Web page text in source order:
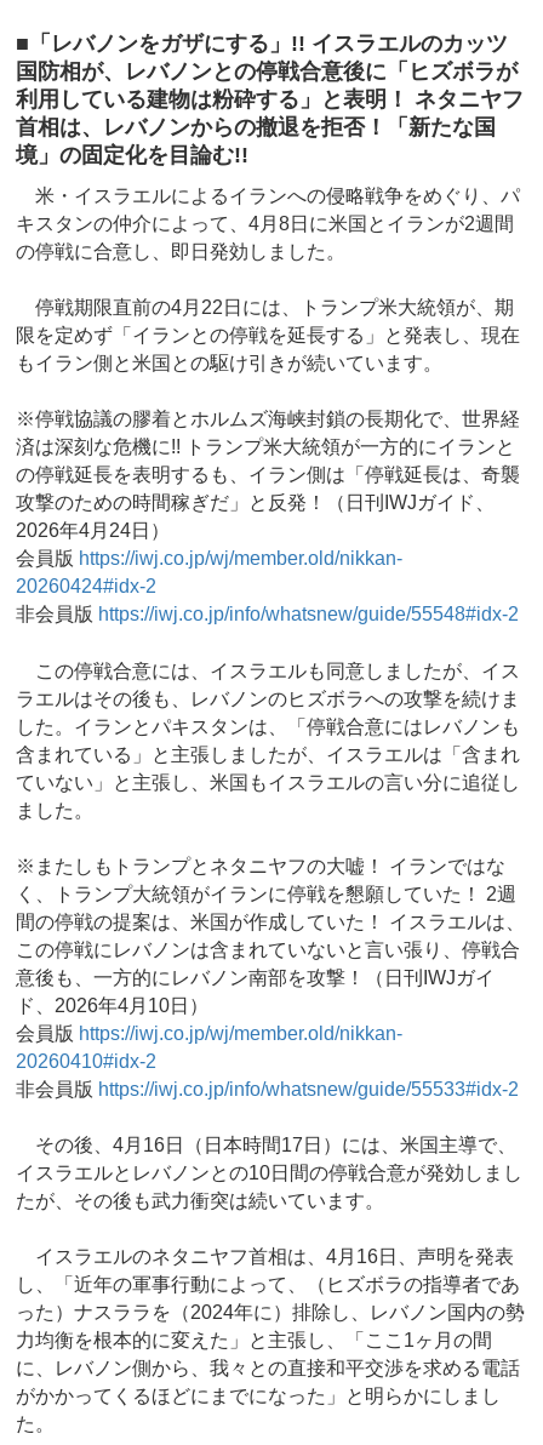
■「レバノンをガザにする」!! イスラエルのカッツ
国防相が、レバノンとの停戦合意後に「ヒズボラが
利用している建物は粉砕する」と表明！ ネタニヤフ
首相は、レバノンからの撤退を拒否！「新たな国
境」の固定化を目論む!!
米・イスラエルによるイランへの侵略戦争をめぐり、パ
キスタンの仲介によって、4月8日に米国とイランが2週間
の停戦に合意し、即日発効しました。
停戦期限直前の4月22日には、トランプ米大統領が、期
限を定めず「イランとの停戦を延長する」と発表し、現在
もイラン側と米国との駆け引きが続いています。
※停戦協議の膠着とホルムズ海峡封鎖の長期化で、世界経
済は深刻な危機に!! トランプ米大統領が一方的にイランと
の停戦延長を表明するも、イラン側は「停戦延長は、奇襲
攻撃のための時間稼ぎだ」と反発！（日刊IWJガイド、
2026年4月24日）
会員版 https://iwj.co.jp/wj/member.old/nikkan-
20260424#idx-2
非会員版 https://iwj.co.jp/info/whatsnew/guide/55548#idx-2
この停戦合意には、イスラエルも同意しましたが、イス
ラエルはその後も、レバノンのヒズボラへの攻撃を続けま
した。イランとパキスタンは、「停戦合意にはレバノンも
含まれている」と主張しましたが、イスラエルは「含まれ
ていない」と主張し、米国もイスラエルの言い分に追従し
ました。
※またしもトランプとネタニヤフの大嘘！ イランではな
く、トランプ大統領がイランに停戦を懇願していた！ 2週
間の停戦の提案は、米国が作成していた！ イスラエルは、
この停戦にレバノンは含まれていないと言い張り、停戦合
意後も、一方的にレバノン南部を攻撃！（日刊IWJガイ
ド、2026年4月10日）
会員版 https://iwj.co.jp/wj/member.old/nikkan-
20260410#idx-2
非会員版 https://iwj.co.jp/info/whatsnew/guide/55533#idx-2
その後、4月16日（日本時間17日）には、米国主導で、
イスラエルとレバノンとの10日間の停戦合意が発効しまし
たが、その後も武力衝突は続いています。
イスラエルのネタニヤフ首相は、4月16日、声明を発表
し、「近年の軍事行動によって、（ヒズボラの指導者であ
った）ナスララを（2024年に）排除し、レバノン国内の勢
力均衡を根本的に変えた」と主張し、「ここ1ヶ月の間
に、レバノン側から、我々との直接和平交渉を求める電話
がかかってくるほどにまでになった」と明らかにしまし
た。